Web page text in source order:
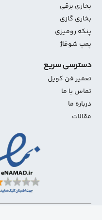
بخاری برقی
بخاری گازی
پنکه رومیزی
پمپ شوفاژ
دسترسی سریع
تعمیر فن کویل
تماس با ما
درباره ما
مقالات